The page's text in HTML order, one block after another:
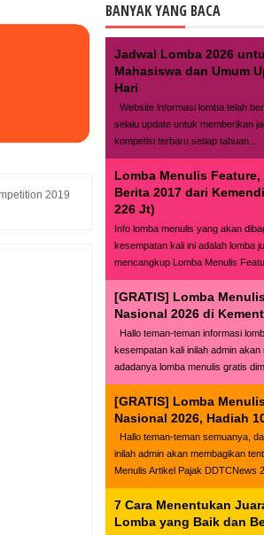
2019
BANYAK YANG BACA
Jadwal Lomba 2026
Mahasiswa dan Umum
Hari
Website lnformasi lomba telah
selalu update untuk memberikan
kompetisi terbaru setiap tahuan...
Lomba Menulis
Berita 2017 dari
226 Jt)
Info lomba menulis yang akan
kesempatan kali ini adalah lomba
mencangkup Lomba Menulis
[GRATIS] Lomba
Nasional 2026 di
Hallo teman-teman informasi
kesempatan kali inilah admin
adadanya lomba menulis gratis
[GRATIS] Lomba
Nasional 2026, Hadiah
Hallo teman-teman semuanya,
inilah admin akan membagikan
Menulis Artikel Pajak DDTCNews
7 Cara Menentukan
Lomba yang Baik dan